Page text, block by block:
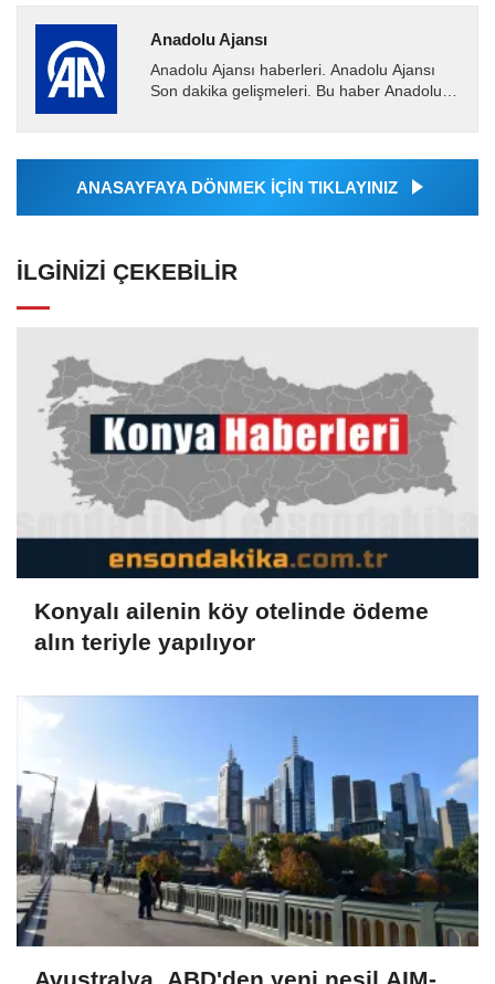
Anadolu Ajansı
Anadolu Ajansı haberleri. Anadolu Ajansı
Son dakika gelişmeleri. Bu haber Anadolu
Ajansı tarafından...
ANASAYFAYA DÖNMEK İÇİN TIKLAYINIZ
İLGINIZI ÇEKEBILIR
Konyalı ailenin köy otelinde ödeme
alın teriyle yapılıyor
Avustralya, ABD'den yeni nesil AIM-